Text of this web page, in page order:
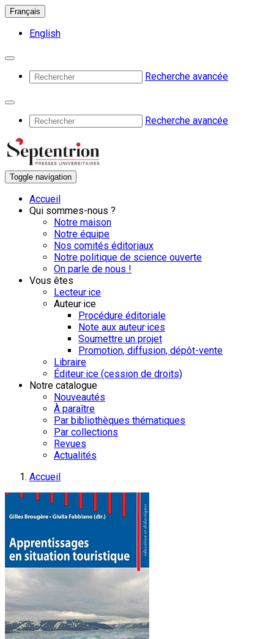
Français
English
Recherche avancée
Recherche avancée
Toggle navigation
Accueil
Qui sommes-nous ?
Notre maison
Notre équipe
Nos comités éditoriaux
Notre politique de science ouverte
On parle de nous !
Vous êtes
Lecteur·ice
Auteur·ice
Procédure éditoriale
Note aux auteur·ices
Soumettre un projet
Promotion, diffusion, dépôt-vente
Libraire
Éditeur·ice (cession de droits)
Notre catalogue
Nouveautés
À paraître
Par bibliothèques thématiques
Par collections
Revues
Actualités
Accueil